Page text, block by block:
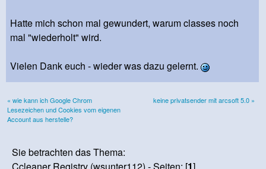
Hatte mich schon mal gewundert, warum classes noch
mal "wiederholt" wird.
Vielen Dank euch - wieder was dazu gelernt.
« wie kann ich Google Chrom
Lesezeichen und Cookies vom eigenen
Account aus herstelle?
keine privatsender mit arcsoft 5.0 »
Sie betrachten das Thema: